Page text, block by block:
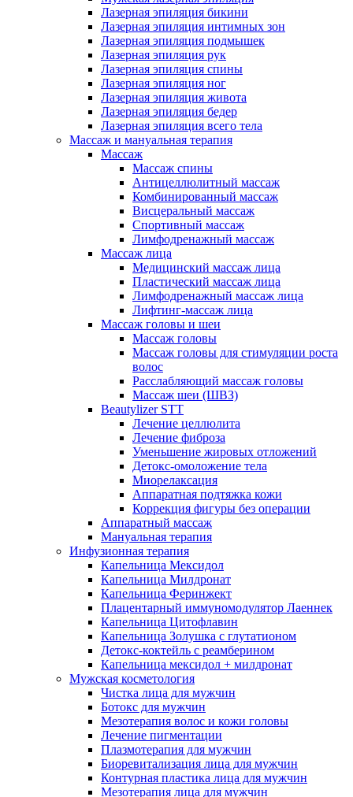
Лазерная эпиляция бикини
Лазерная эпиляция интимных зон
Лазерная эпиляция подмышек
Лазерная эпиляция рук
Лазерная эпиляция спины
Лазерная эпиляция ног
Лазерная эпиляция живота
Лазерная эпиляция бедер
Лазерная эпиляция всего тела
Массаж и мануальная терапия
Массаж
Массаж спины
Антицеллюлитный массаж
Комбинированный массаж
Висцеральный массаж
Спортивный массаж
Лимфодренажный массаж
Массаж лица
Медицинский массаж лица
Пластический массаж лица
Лимфодренажный массаж лица
Лифтинг-массаж лица
Массаж головы и шеи
Массаж головы
Массаж головы для стимуляции роста
волос
Расслабляющий массаж головы
Массаж шеи (ШВЗ)
Beautylizer STT
Лечение целлюлита
Лечение фиброза
Уменьшение жировых отложений
Детокс-омоложение тела
Миорелаксация
Аппаратная подтяжка кожи
Коррекция фигуры без операции
Аппаратный массаж
Мануальная терапия
Инфузионная терапия
Капельница Мексидол
Капельница Милдронат
Капельница Феринжект
Плацентарный иммуномодулятор Лаеннек
Капельница Цитофлавин
Капельница Золушка с глутатионом
Детокс-коктейль с реамберином
Капельница мексидол + милдронат
Мужская косметология
Чистка лица для мужчин
Ботокс для мужчин
Мезотерапия волос и кожи головы
Лечение пигментации
Плазмотерапия для мужчин
Биоревитализация лица для мужчин
Контурная пластика лица для мужчин
Мезотерапия лица для мужчин